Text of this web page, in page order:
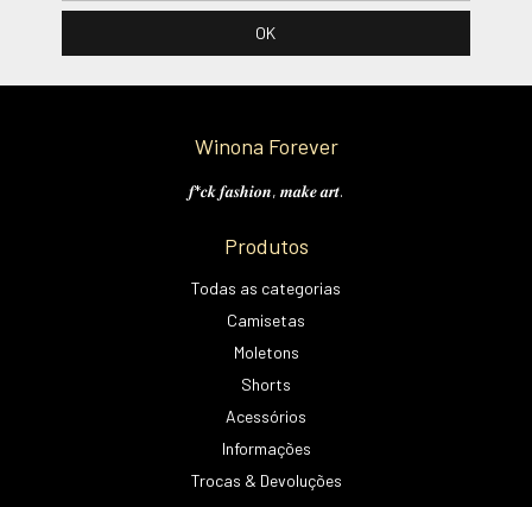
Winona Forever
𝒇*𝒄𝒌 𝒇𝒂𝒔𝒉𝒊𝒐𝒏, 𝒎𝒂𝒌𝒆 𝒂𝒓𝒕.
Produtos
Todas as categorias
Camisetas
Moletons
Shorts
Acessórios
Informações
Trocas & Devoluções